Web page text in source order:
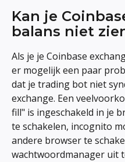
Kan je
balans niet
Als je je Coinbase
er mogelijk een paar
dat je trading bot niet
exchange. Een
fill" is ingeschakeld in je
te schakelen, incognito
andere browser te
wachtwoordmanager uit